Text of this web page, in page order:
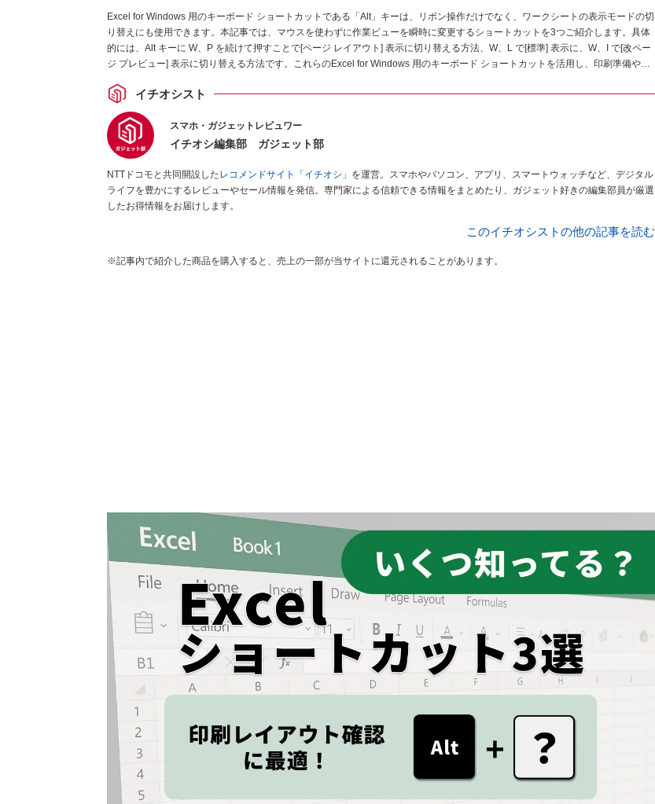
Excel for Windows 用のキーボード ショートカットである「Alt」キーは、リボン操作だけでなく、ワークシートの表示モードの切
り替えにも使用できます。本記事では、マウスを使わずに作業ビューを瞬時に変更するショートカットを3つご紹介します。具体
的には、Alt キーに W、P を続けて押すことで[ページ レイアウト] 表示に切り替える方法、W、L で[標準] 表示に、W、I で[改ペー
ジ プレビュー] 表示に切り替える方法です。これらのExcel for Windows 用のキーボード ショートカットを活用し、印刷準備やレ
イチオシスト
スマホ・ガジェットレビュワー
イチオシ編集部 ガジェット部
NTTドコモと共同開設したレコメンドサイト「イチオシ」 を運営。スマホやパソコン、アプリ、スマートウォッチなど、デジタル
ライフを豊かにするレビューやセール情報を発信。専門家による信頼できる情報をまとめたり、ガジェット好きの編集部員が厳選
したお得情報をお届けします。
このイチオシストの他の記事を読む
※記事内で紹介した商品を購入すると、売上の一部が当サイトに還元されることがあります。